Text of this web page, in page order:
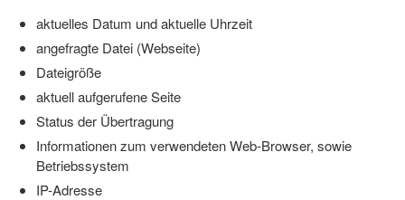
aktuelles Datum und aktuelle Uhrzeit
angefragte Datei (Webseite)
Dateigröße
aktuell aufgerufene Seite
Status der Übertragung
Informationen zum verwendeten Web-Browser, sowie
Betriebssystem
IP-Adresse